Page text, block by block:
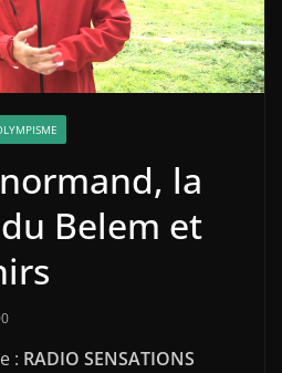
la
Belem et
: RADIO SENSATIONS